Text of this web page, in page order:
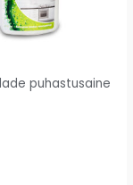
puhastusaine